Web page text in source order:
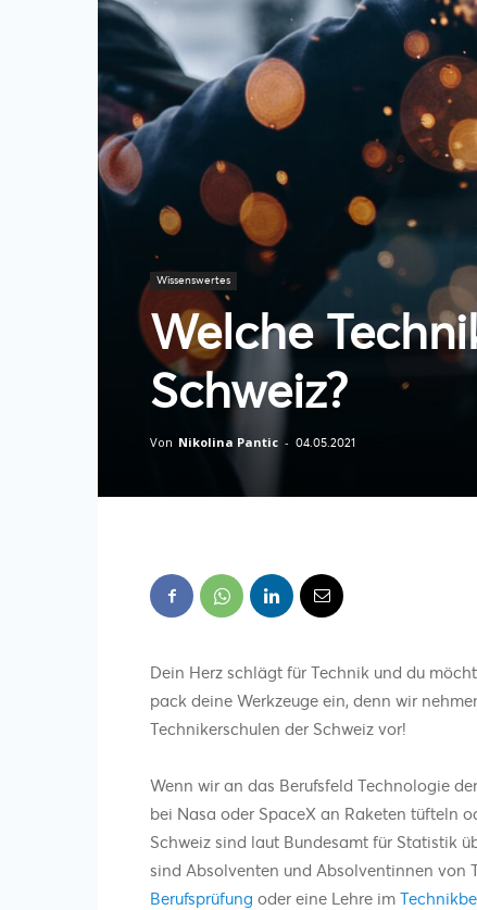
Wissenswertes
Welche
Schweiz?
Von Nikolina Pantic - 04.05.2021
Dein Herz schlägt für Technik und du
pack deine Werkzeuge ein, denn wir
Technikerschulen der Schweiz vor!
Wenn wir an das Berufsfeld Technologie
bei Nasa oder SpaceX an Raketen tüfteln
Schweiz sind laut Bundesamt für Statistik
sind Absolventen und Absolventinnen von
Berufsprüfung oder eine Lehre im